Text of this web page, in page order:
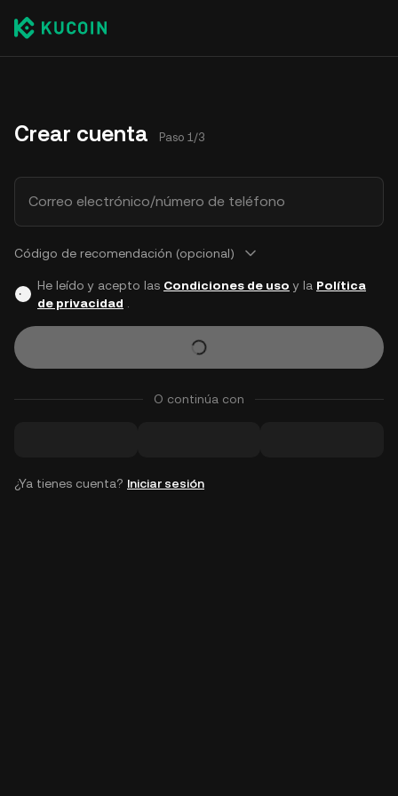
Crear cuenta Paso 1/3
Correo electrónico/número de teléfono
Código de recomendación (opcional)
He leído y acepto las Condiciones de uso y la Política
de privacidad
O continúa con
¿Ya tienes cuenta? Iniciar sesión